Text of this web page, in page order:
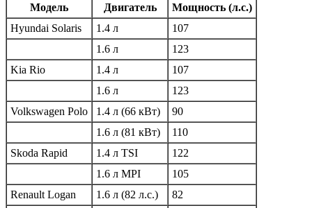
Модель Двигатель
Мощность (л.с.)
Hyundai Solaris
1.4 л
107
1.6 л
123
Kia Rio
1.4 л
107
1.6 л
123
Volkswagen Polo
1.4 л (66 кВт)
90
1.6 л (81 кВт)
110
Skoda Rapid
1.4 л TSI
122
1.6 л MPI
105
Renault Logan
1.6 л (82 л.с.)
82